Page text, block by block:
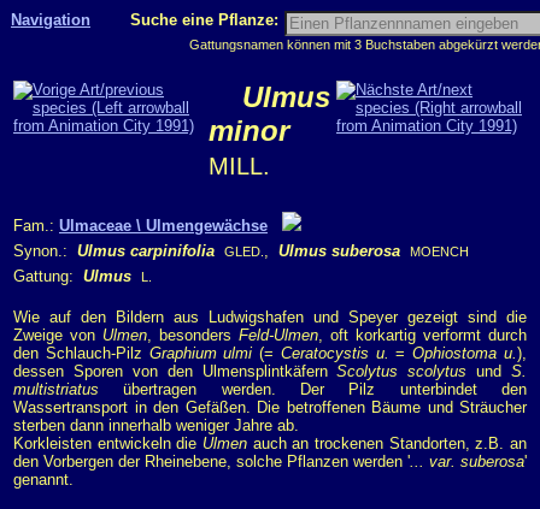
Navigation Suche eine Pflanze:
Gattungsnamen können mit 3 Buchstaben abgekürzt
Ulmus
minor
MILL.
Fam.: Ulmaceae \ Ulmengewächse
Synon.: Ulmus carpinifolia GLED. , Ulmus suberosa MOENCH
Gattung: Ulmus L.
Wie auf den Bildern aus Ludwigshafen und Speyer gezeigt sind die
Zweige von Ulmen, besonders Feld-Ulmen, oft korkartig verformt durch
den Schlauch-Pilz Graphium ulmi (= Ceratocystis u. =Ophiostoma u.),
dessen Sporen von den UlmensplintkäfernScolytus scolytus und S.
multistriatus übertragen werden. Der Pilz unterbindet den
Wassertransport in den Gefäßen. Die betroffenen Bäume und Sträucher
sterben dann innerhalb weniger Jahre ab.
Korkleisten entwickeln die Ulmen auch an trockenen Standorten, z.B. an
den Vorbergen der Rheinebene, solche Pflanzen werden '... var. suberosa'
genannt.